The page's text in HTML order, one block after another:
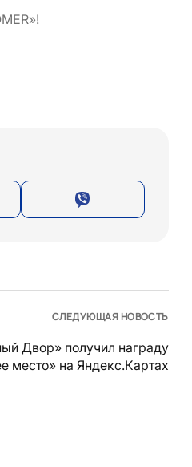
СЛЕДУЮЩАЯ НОВОСТЬ
Двор» получил награду
место» на Яндекс.Картах